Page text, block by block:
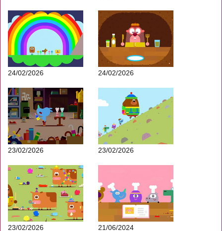
24/02/2026 24/02/2026
23/02/2026 23/02/2026
23/02/2026 21/06/2024